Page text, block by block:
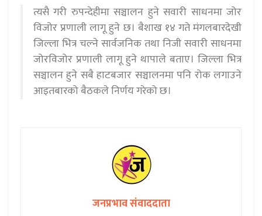
त्यसै गरी रुपन्देहीमा सञ्चालन हुने सवारी साधनमा जोर
विजोर प्रणाली लागू हुने छ। बैशाख १४ गते मंगलबारदेखी
जिल्ला भित्र चल्ने सार्वजनिक तथा निजी सवारी साधनमा
जोरविजोर प्रणाली लागू हुने थापाले बताए। जिल्ला भित्र
सञ्चालन हुने सबै हाटबजार सञ्चालनमा पनि रोक लगाउने
आइतबारको बैठकले निर्णय गरेको छ।
जनप्रभाव संवाददाता